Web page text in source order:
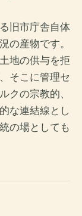
旧市庁舎自体
の産物です。
地の供与を拒
そこに管理セ
クの宗教的、
な連結線とし
の場としても